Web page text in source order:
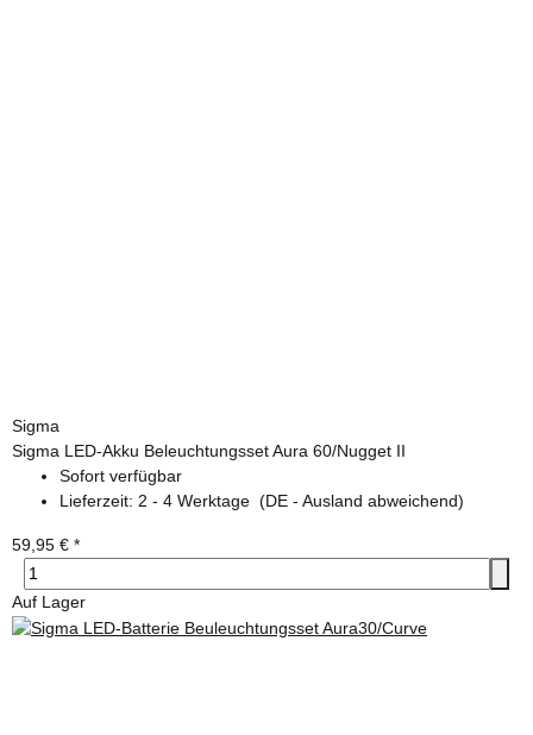
Sigma
Sigma LED-Akku Beleuchtungsset Aura 60/Nugget II
Sofort verfügbar
Lieferzeit: 2 - 4 Werktage (DE - Ausland abweichend)
59,95 € *
Auf Lager